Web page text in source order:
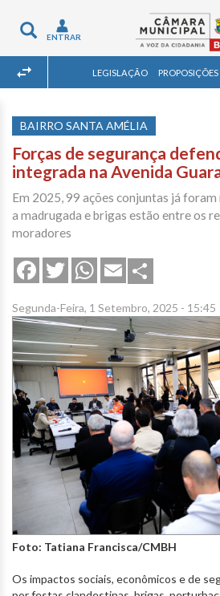
Toggle
navigation
ENTRAR
LEGISLAÇÃO PROPOSIÇÕES
BAIRRO SANTA AMÉLIA
Forças de segurança
integrada na Avenida
Em 2025, 99 ações conjuntas já
a madrugada e brigas estão entre os
moradores
FacebookTwitterWhatsApp
Email
Segunda-Feira, 1 Setembro, 2025 - 15:45
Foto: Tatiana Francisca/CMBH
Os impactos sociais, econômicos e de